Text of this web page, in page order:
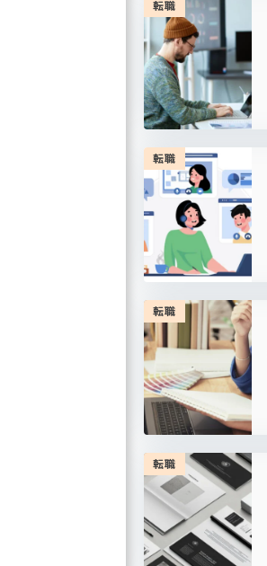
転職
転職
転職
転職